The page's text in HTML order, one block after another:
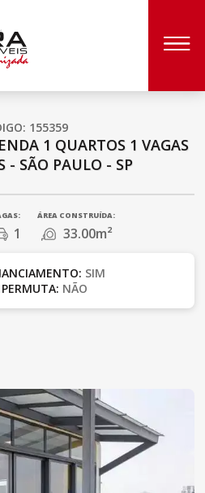
155359
1 QUARTOS 1 VAGAS
- SÃO PAULO - SP
1
ÁREA CONSTRUÍDA:
33.00m²
SIM
NÃO